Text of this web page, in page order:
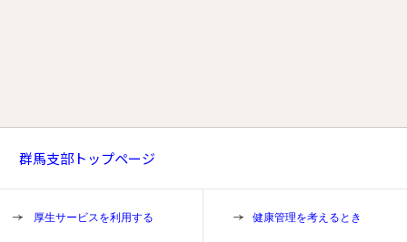
群馬支部トップページ
厚生サービスを利用する 健康管理を考えるとき